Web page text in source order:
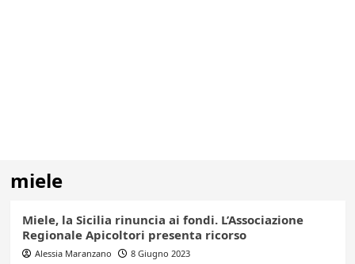
miele
Miele, la Sicilia rinuncia ai fondi. L’Associazione
Regionale Apicoltori presenta ricorso
Alessia Maranzano 8 Giugno 2023